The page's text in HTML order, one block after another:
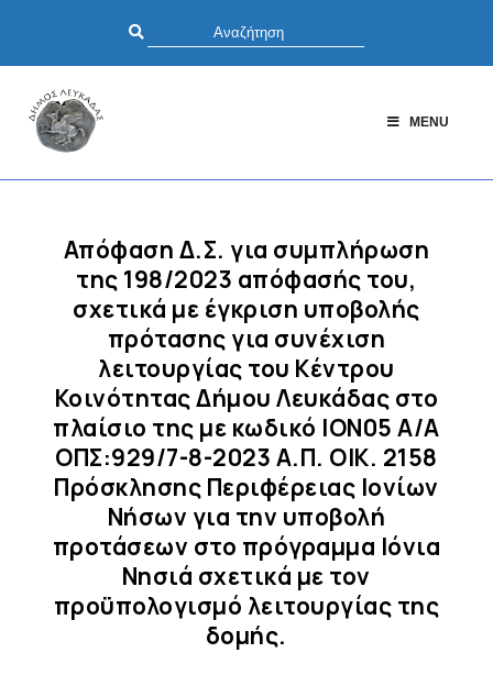
MENU
Απόφαση Δ.Σ. για συμπλήρωση
της 198/2023 απόφασής του,
σχετικά με έγκριση υποβολής
πρότασης για συνέχιση
λειτουργίας του Κέντρου
Κοινότητας Δήμου Λευκάδας στο
πλαίσιο της με κωδικό ΙΟΝ05 Α/Α
ΟΠΣ:929/7-8-2023 Α.Π. ΟΙΚ. 2158
Πρόσκλησης Περιφέρειας Ιονίων
Νήσων για την υποβολή
προτάσεων στο πρόγραμμα Ιόνια
Νησιά σχετικά με τον
προϋπολογισμό λειτουργίας της
δομής.